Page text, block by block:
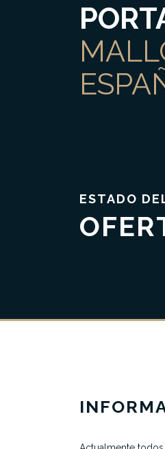
ESTADO